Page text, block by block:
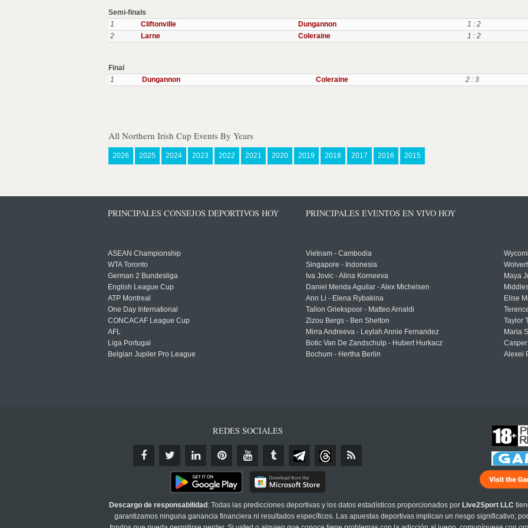
Semi-finals
1
Cliftonville Dungannon
1 : 2
2
Larne Coleraine 1 : 2
Final
1
Dungannon Coleraine 2 : 3
All Northern Irish Cup Events By Years
2026 2025 2024 2023 2022 2021 2020 2019 2018 2017 2016 2015
PRINCIPALES CONSEJOS DEPORTIVOS HOY
ASEAN Championship
WTA Toronto
German 2 Bundesliga
English League Cup
ATP Montreal
One Day International
CONCACAF League Cup
AFL
Liga Portugal
Belgian Jupiler Pro League
PRINCIPALES EVENTOS EN VIVO HOY
Vietnam - Cambodia
Singapore - Indonesia
Iva Jovic - Alina Korneeva
Daniel Merida Aguilar - Alex Michelsen
Ann Li - Elena Rybakina
Tallon Griekspoor - Matteo Arnaldi
Zizou Bergs - Ben Shelton
Mirra Andreeva - Leylah Annie Fernandez
Botic Van De Zandschulp - Hubert Hurkacz
Bochum - Hertha Berlin
Maya
Elise
Taylor
Maria
Alexei
REDES SOCIALES
Descargo de responsabilidad : Todas las predicciones deportivas y los datos estadísticos proporcionados por Live2Sport LLC
garantizamos ninguna ganancia financiera ni resultados específicos. Las apuestas deportivas implican un riesgo significativo;